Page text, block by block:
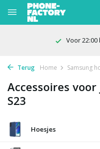
Voor
Terug Home Samsung
Accessoires
S23
Hoesjes